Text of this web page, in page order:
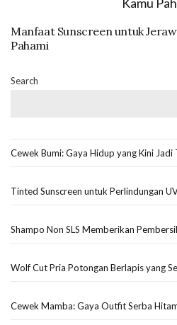
Manfaat Sunscreen untuk
Pahami
Search
Cewek Bumi: Gaya Hidup yang Kini Jadi
Tinted Sunscreen untuk Perlindungan
Shampo Non SLS Memberikan
Wolf Cut Pria Potongan Berlapis yang
Cewek Mamba: Gaya Outfit Serba